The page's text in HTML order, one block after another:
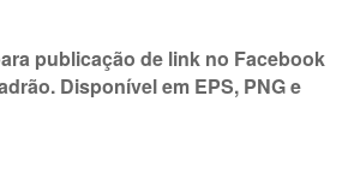
publicação de link no Facebook
Disponível em EPS, PNG e